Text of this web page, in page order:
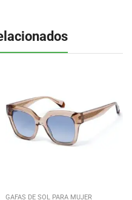
GAFAS DE SOL PARA MUJER